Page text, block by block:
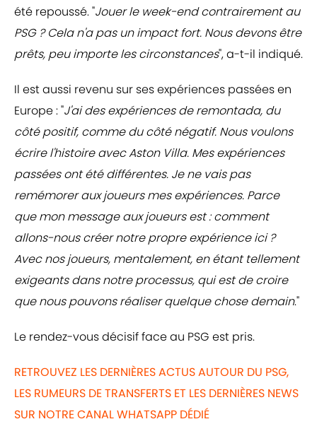
été repoussé. "Jouer le week-end contrairement au
PSG ? Cela n'a pas un impact fort. Nous devons être
prêts, peu importe les circonstances", a-t-il indiqué.
Il est aussi revenu sur ses expériences passées en
Europe : "J'ai des expériences de remontada, du
côté positif, comme du côté négatif. Nous voulons
écrire l'histoire avec Aston Villa. Mes expériences
passées ont été différentes. Je ne vais pas
remémorer aux joueurs mes expériences. Parce
que mon message aux joueurs est : comment
allons-nous créer notre propre expérience ici ?
Avec nos joueurs, mentalement, en étant tellement
exigeants dans notre processus, qui est de croire
que nous pouvons réaliser quelque chose demain."
Le rendez-vous décisif face au PSG est pris.
RETROUVEZ LES DERNIÈRES ACTUS AUTOUR DU PSG,
LES RUMEURS DE TRANSFERTS ET LES DERNIÈRES NEWS
SUR NOTRE CANAL WHATSAPP DÉDIÉ